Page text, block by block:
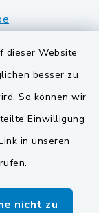
dieser Website
besser zu
So können wir
Einwilligung
in unseren
nicht zu